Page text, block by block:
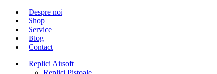
Despre noi
Shop
Service
Blog
Contact
Replici Airsoft
Replici Pistoale